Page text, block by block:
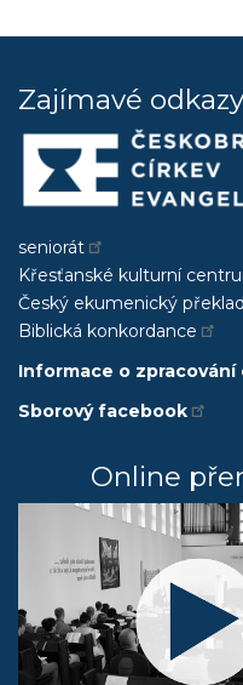
Zajímavé odkazy
seniorát
Křesťanské kulturní
Český ekumenický
Biblická konkordance
Informace o zpracování
Sborový facebook
Online